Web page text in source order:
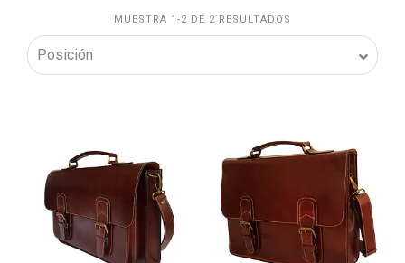
MUESTRA 1-2 DE 2 RESULTADOS